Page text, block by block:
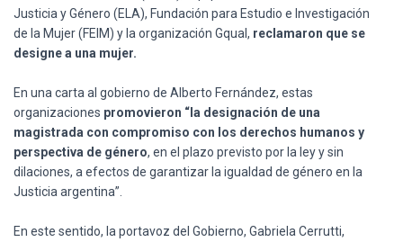
Justicia y Género (ELA), Fundación para Estudio e Investigación
de la Mujer (FEIM) y la organización Gqual, reclamaron que se
designe a una mujer.
En una carta al gobierno de Alberto Fernández, estas
organizaciones promovieron “la designación de una
magistrada con compromiso con los derechos humanos y
perspectiva de género, en el plazo previsto por la ley y sin
dilaciones, a efectos de garantizar la igualdad de género en la
Justicia argentina”.
En este sentido, la portavoz del Gobierno, Gabriela Cerrutti,